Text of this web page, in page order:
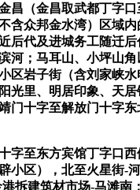
昌（金昌取武都丁字口
含众邦金水湾）区域
后代及进城务工随迁后
河；马耳山、小坪山
区岩子街（含刘家峡
光里、明居印象、天
门十字至解放门十字
至东方宾馆丁字口西
小区），北至火星街-
拆建筑材市场-马滩南